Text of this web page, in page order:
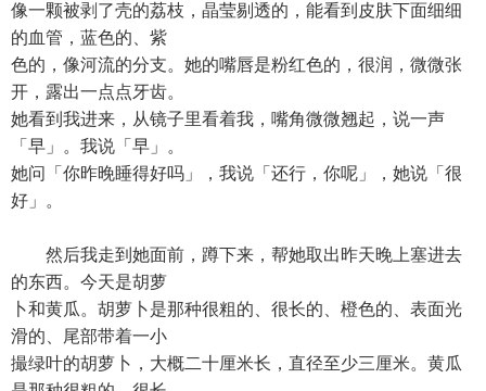
像一颗被剥了壳的荔枝，晶莹剔透的，能看到皮肤下面细细
的血管，蓝色的、紫
色的，像河流的分支。她的嘴唇是粉红色的，很润，微微张
开，露出一点点牙齿。
她看到我进来，从镜子里看着我，嘴角微微翘起，说一声
「早」。我说「早」。
她问「你昨晚睡得好吗」，我说「还行，你呢」，她说「很
好」。
然后我走到她面前，蹲下来，帮她取出昨天晚上塞进去
的东西。今天是胡萝
卜和黄瓜。胡萝卜是那种很粗的、很长的、橙色的、表面光
滑的、尾部带着一小
撮绿叶的胡萝卜，大概二十厘米长，直径至少三厘米。黄瓜